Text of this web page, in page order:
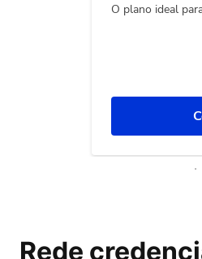
O plano ideal
Rede